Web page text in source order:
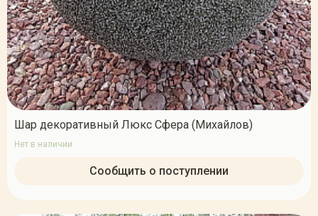
Шар декоративный Люкс Сфера (Михайлов)
Нет в наличии
Сообщить о поступлении